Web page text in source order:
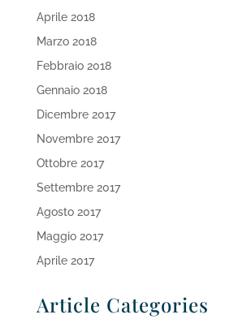
Aprile 2018
Marzo 2018
Febbraio 2018
Gennaio 2018
Dicembre 2017
Novembre 2017
Ottobre 2017
Settembre 2017
Agosto 2017
Maggio 2017
Aprile 2017
Article Categories